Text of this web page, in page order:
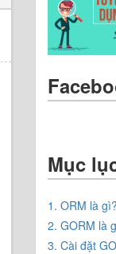
Mục
1. ORM là
2. GORM là
3. Cài đặt